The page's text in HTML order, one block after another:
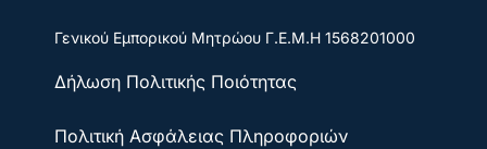
Γενικού Εμπορικού Μητρώου Γ.Ε.Μ.Η 1568201000
Δήλωση Πολιτικής Ποιότητας
Πολιτική Ασφάλειας Πληροφοριών